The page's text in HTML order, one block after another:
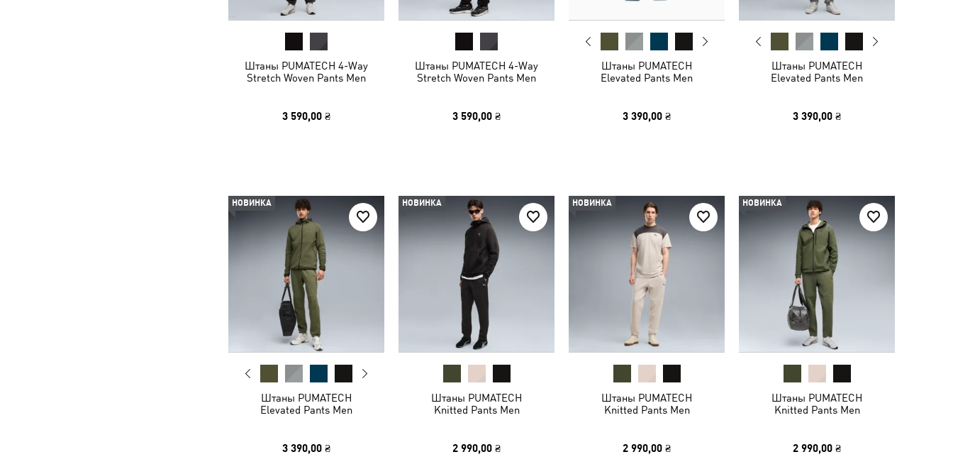
Штаны PUMATECH 4-Way
Stretch Woven Pants Men
3 590,00 ₴
Штаны PUMATECH 4-Way
Stretch Woven Pants Men
3 590,00 ₴
Штаны PUMATECH
Elevated Pants Men
3 390,00 ₴
Штаны PUMATECH
Elevated Pants Men
3 390,00 ₴
НОВИНКА
Штаны PUMATECH
Elevated Pants Men
3 390,00 ₴
НОВИНКА
Штаны PUMATECH
Knitted Pants Men
2 990,00 ₴
НОВИНКА
Штаны PUMATECH
Knitted Pants Men
2 990,00 ₴
НОВИНКА
Штаны PUMATECH
Knitted Pants Men
2 990,00 ₴